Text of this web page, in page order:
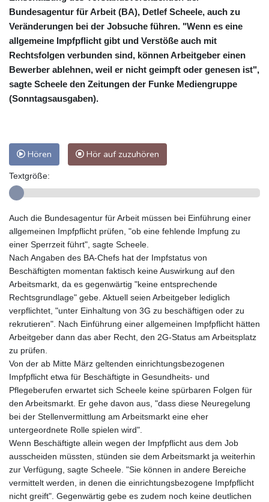
Bundesagentur für Arbeit (BA), Detlef Scheele, auch zu
Veränderungen bei der Jobsuche führen. "Wenn es eine
allgemeine Impfpflicht gibt und Verstöße auch mit
Rechtsfolgen verbunden sind, können Arbeitgeber einen
Bewerber ablehnen, weil er nicht geimpft oder genesen ist",
sagte Scheele den Zeitungen der Funke Mediengruppe
(Sonntagsausgaben).
Hören Hör auf zuzuhören
Textgröße:
Auch die Bundesagentur für Arbeit müssen bei Einführung einer
allgemeinen Impfpflicht prüfen, "ob eine fehlende Impfung zu
einer Sperrzeit führt", sagte Scheele.
Nach Angaben des BA-Chefs hat der Impfstatus von
Beschäftigten momentan faktisch keine Auswirkung auf den
Arbeitsmarkt, da es gegenwärtig "keine entsprechende
Rechtsgrundlage" gebe. Aktuell seien Arbeitgeber lediglich
verpflichtet, "unter Einhaltung von 3G zu beschäftigen oder zu
rekrutieren". Nach Einführung einer allgemeinen Impfpflicht hätten
Arbeitgeber dann das aber Recht, den 2G-Status am Arbeitsplatz
zu prüfen.
Von der ab Mitte März geltenden einrichtungsbezogenen
Impfpflicht etwa für Beschäftigte in Gesundheits- und
Pflegeberufen erwartet sich Scheele keine spürbaren Folgen für
den Arbeitsmarkt. Er gehe davon aus, "dass diese Neuregelung
bei der Stellenvermittlung am Arbeitsmarkt eine eher
untergeordnete Rolle spielen wird".
Wenn Beschäftigte allein wegen der Impfpflicht aus dem Job
ausscheiden müssten, stünden sie dem Arbeitsmarkt ja weiterhin
zur Verfügung, sagte Scheele. "Sie können in andere Bereiche
vermittelt werden, in denen die einrichtungsbezogene Impfpflicht
nicht greift". Gegenwärtig gebe es zudem noch keine deutlichen